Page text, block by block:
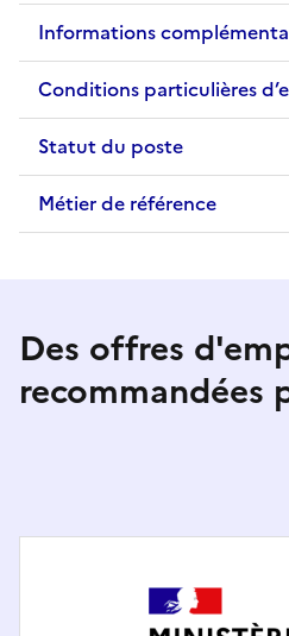
Informations
Conditions particulières
Statut du poste
Métier de référence
Des offres
recommandées